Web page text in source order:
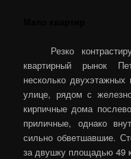
Резко
квартирный рынок
несколько
улице, рядом с
кирпичные дома
приличные, однако
сильно обветшавшие.
за двушку площадью 49